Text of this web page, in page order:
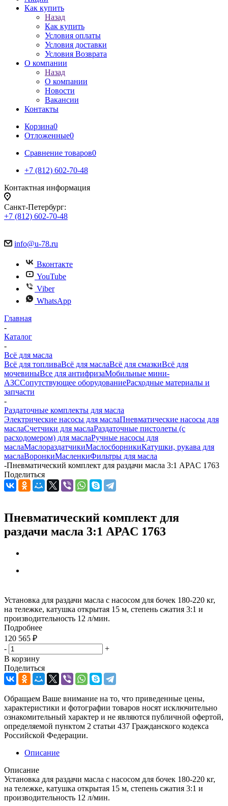
Как купить
Назад
Как купить
Условия оплаты
Условия доставки
Условия Возврата
О компании
Назад
О компании
Новости
Вакансии
Контакты
Корзина0
Отложенные0
Сравнение товаров0
+7 (812) 602-70-48
Контактная информация
Санкт-Петербург:
+7 (812) 602-70-48
info@u-78.ru
Вконтакте
YouTube
Viber
WhatsApp
Главная
-
Каталог
-
Всё для масла
Всё для топливаВсё для маслаВсё для смазкиВсё для
мочевиныВсе для антифризаМобильные мини-
АЗССопутствующее оборудованиеРасходные материалы и
запчасти
-
Раздаточные комплекты для масла
Электрические насосы для маслаПневматические насосы для
маслаСчетчики для маслаРаздаточные пистолеты (с
расходомером) для маслаРучные насосы для
маслаМаслораздатчикиМаслосборникиКатушки, рукава для
маслаВоронкиМасленкиФильтры для масла
-Пневматический комплект для раздачи масла 3:1 APAC 1763
Поделиться
Пневматический комплект для
раздачи масла 3:1 APAC 1763
Установка для раздачи масла с насосом для бочек 180-220 кг,
на тележке, катушка открытая 15 м, степень сжатия 3:1 и
производительность 12 л/мин.
Подробнее
120 565 ₽
-
+
В корзину
Поделиться
Обращаем Ваше внимание на то, что приведенные цены,
характеристики и фотографии товаров носят исключительно
ознакомительный характер и не являются публичной офертой,
определяемой пунктом 2 статьи 437 Гражданского кодекса
Российской Федерации.
Описание
Описание
Установка для раздачи масла с насосом для бочек 180-220 кг,
на тележке, катушка открытая 15 м, степень сжатия 3:1 и
производительность 12 л/мин.